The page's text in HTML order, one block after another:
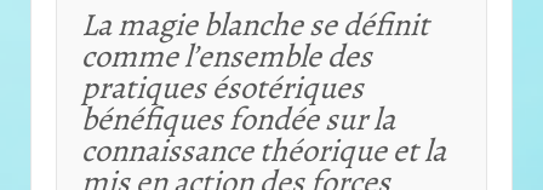
La magie blanche se définit
comme l’ensemble des
pratiques ésotériques
bénéfiques fondée sur la
connaissance théorique etla